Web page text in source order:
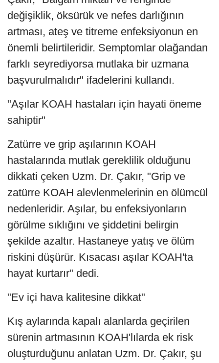
değişiklik, öksürük ve nefes darlığının
artması, ateş ve titreme enfeksiyonun en
önemli belirtileridir. Semptomlar olağandan
farklı seyrediyorsa mutlaka bir uzmana
başvurulmalıdır" ifadelerini kullandı.
"Aşılar KOAH hastaları için hayati öneme
sahiptir"
Zatürre ve grip aşılarının KOAH
hastalarında mutlak gereklilik olduğunu
dikkati çeken Uzm. Dr. Çakır, "Grip ve
zatürre KOAH alevlenmelerinin en ölümcül
nedenleridir. Aşılar, bu enfeksiyonların
görülme sıklığını ve şiddetini belirgin
şekilde azaltır. Hastaneye yatış ve ölüm
riskini düşürür. Kısacası aşılar KOAH'ta
hayat kurtarır" dedi.
"Ev içi hava kalitesine dikkat"
Kış aylarında kapalı alanlarda geçirilen
sürenin artmasının KOAH'lılarda ek risk
oluşturduğunu anlatan Uzm. Dr. Çakır, şu